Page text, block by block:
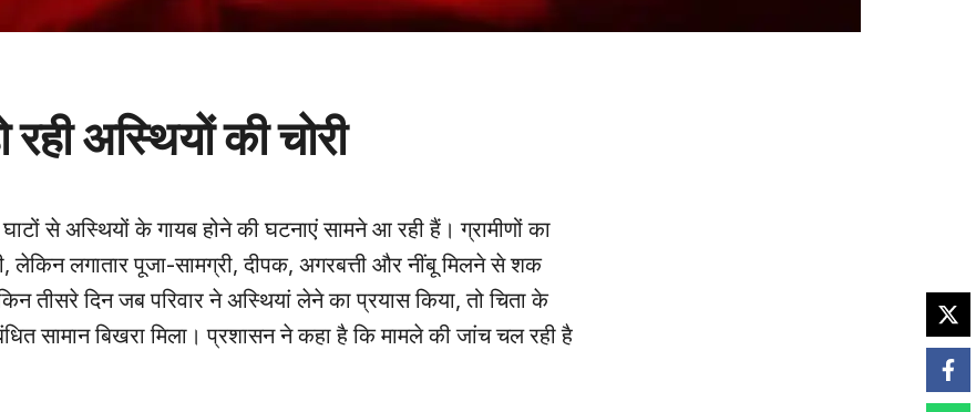
अस्थियों की चोरी
से अस्थियों के गायब होने की घटनाएं सामने आ रही हैं। ग्रामीणों का
लगातार पूजा-सामग्री, दीपक, अगरबत्ती और नींबू मिलने से शक
तीसरे दिन जब परिवार ने अस्थियां लेने का प्रयास किया, तो चिता के
बिखरा मिला। प्रशासन ने कहा है कि मामले की जांच चल रही है